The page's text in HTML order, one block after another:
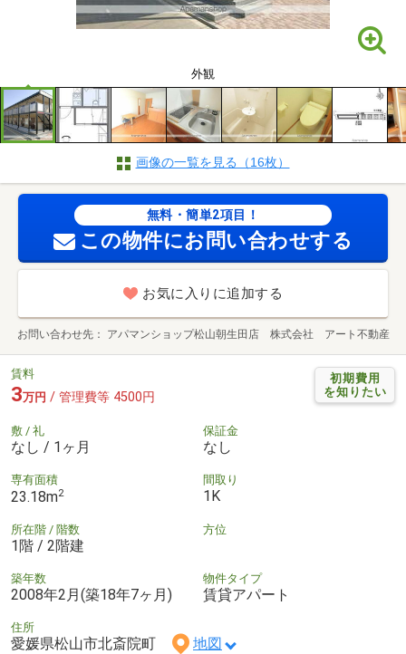
外観
画像の一覧を見る（16枚）
無料・簡単2項目！
この物件にお問い合わせする
お気に入りに追加する
お問い合わせ先 アパマンショップ松山朝生田店 株式会社 アート不動産
初期費用
を知りたい
賃料
3万円 / 管理費等 4500円
敷 / 礼
なし / 1ヶ月
保証金
なし
専有面積
23.18m2
間取り
1K
所在階 / 階数
1階 / 2階建
方位
築年数
2008年2月(築18年7ヶ月)
物件タイプ
賃貸アパート
住所
愛媛県松山市北斎院町 地図